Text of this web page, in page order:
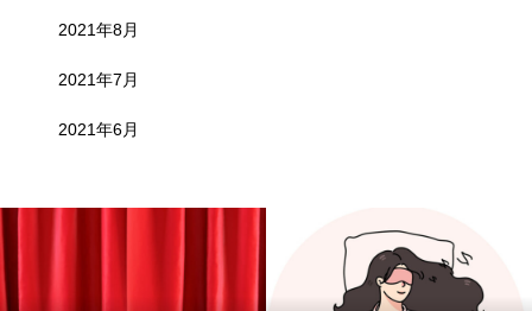
2021年8月
2021年7月
2021年6月